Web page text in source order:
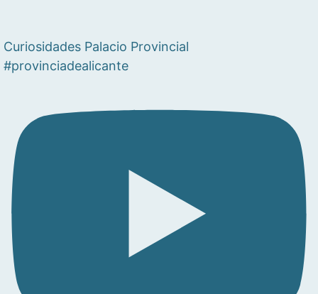
Curiosidades Palacio Provincial
#provinciadealicante